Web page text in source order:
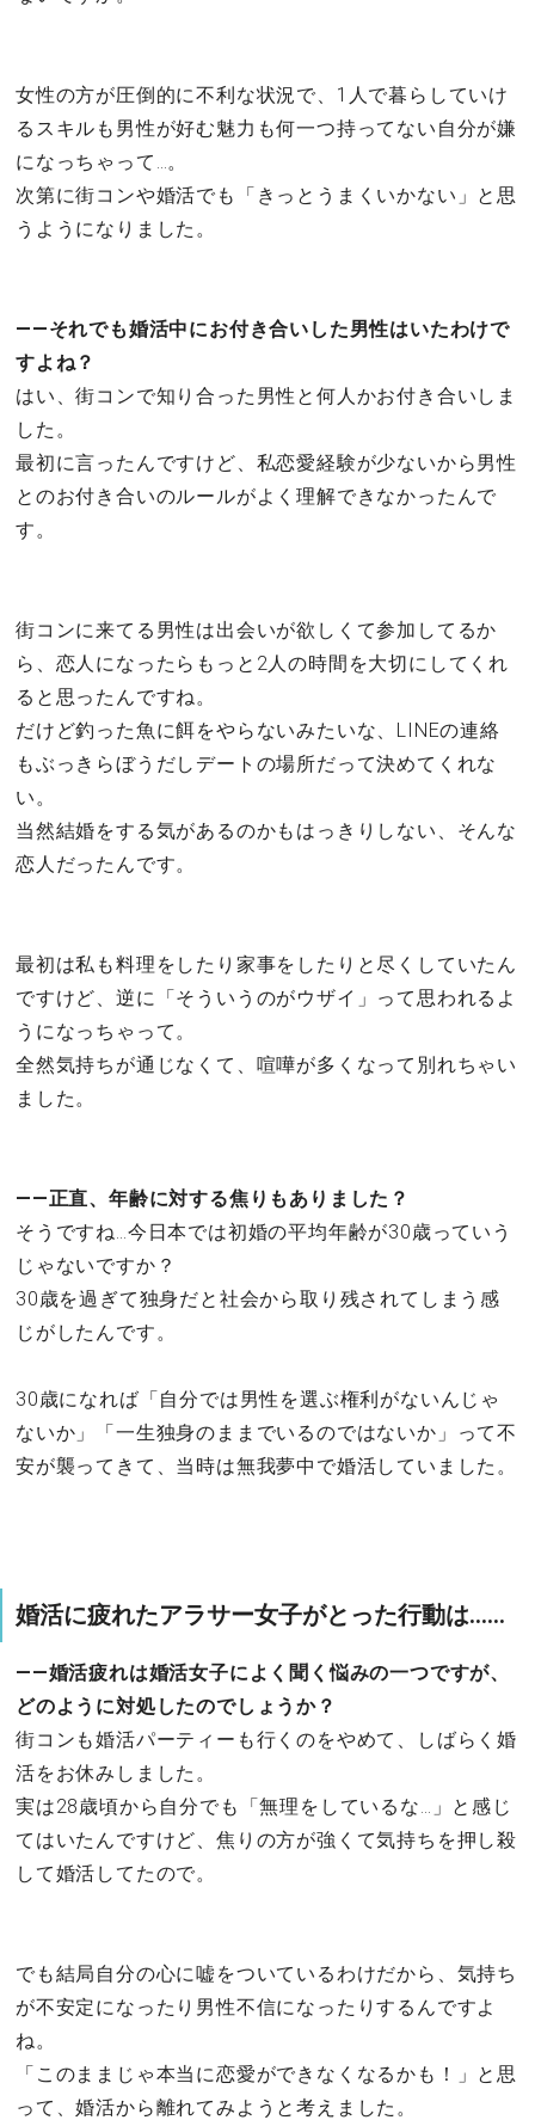
女性の方が圧倒的に不利な状況で、1人で暮らしていけ
るスキルも男性が好む魅力も何一つ持ってない自分が嫌
になっちゃって…。
次第に街コンや婚活でも「きっとうまくいかない」と思
うようになりました。
――それでも婚活中にお付き合いした男性はいたわけで
すよね？
はい、街コンで知り合った男性と何人かお付き合いしま
した。
最初に言ったんですけど、私恋愛経験が少ないから男性
とのお付き合いのルールがよく理解できなかったんで
す。
街コンに来てる男性は出会いが欲しくて参加してるか
ら、恋人になったらもっと2人の時間を大切にしてくれ
ると思ったんですね。
だけど釣った魚に餌をやらないみたいな、LINEの連絡
もぶっきらぼうだしデートの場所だって決めてくれな
い。
当然結婚をする気があるのかもはっきりしない、そんな
恋人だったんです。
最初は私も料理をしたり家事をしたりと尽くしていたん
ですけど、逆に「そういうのがウザイ」って思われるよ
うになっちゃって。
全然気持ちが通じなくて、喧嘩が多くなって別れちゃい
ました。
――正直、年齢に対する焦りもありました？
そうですね…今日本では初婚の平均年齢が30歳っていう
じゃないですか？
30歳を過ぎて独身だと社会から取り残されてしまう感
じがしたんです。
30歳になれば「自分では男性を選ぶ権利がないんじゃ
ないか」「一生独身のままでいるのではないか」って不
安が襲ってきて、当時は無我夢中で婚活していました。
婚活に疲れたアラサー女子がとった行動は……
――婚活疲れは婚活女子によく聞く悩みの一つですが、
どのように対処したのでしょうか？
街コンも婚活パーティーも行くのをやめて、しばらく婚
活をお休みしました。
実は28歳頃から自分でも「無理をしているな…」と感じ
てはいたんですけど、焦りの方が強くて気持ちを押し殺
して婚活してたので。
でも結局自分の心に嘘をついているわけだから、気持ち
が不安定になったり男性不信になったりするんですよ
ね。
「このままじゃ本当に恋愛ができなくなるかも！」と思
って、婚活から離れてみようと考えました。